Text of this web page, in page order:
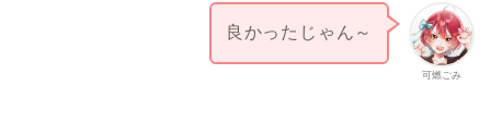
可燃ごみ
良かったじゃん～